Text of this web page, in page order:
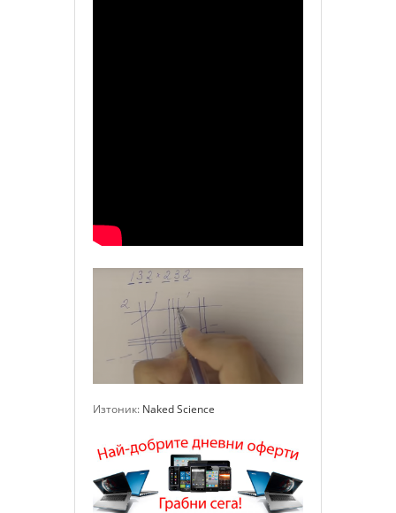
Изтоник: Naked Science